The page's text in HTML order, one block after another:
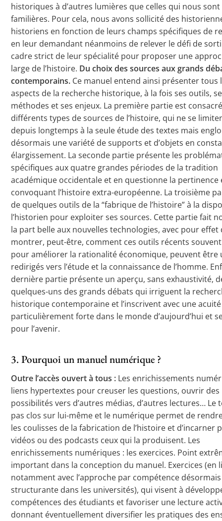
historiques à d’autres lumières que celles qui nous sont
familières. Pour cela, nous avons sollicité des
historiens en fonction de leurs champs spécifiques de
en leur demandant néanmoins de relever le défi de
cadre strict de leur spécialité pour proposer une
large de l’histoire. Du choix des sources aux grands
contemporains. Ce manuel entend ainsi présenter tous
aspects de la recherche historique, à la fois ses outils,
méthodes et ses enjeux. La première partie est
différents types de sources de l’histoire, qui ne se
depuis longtemps à la seule étude des textes mais
désormais une variété de supports et d’objets en
élargissement. La seconde partie présente les
spécifiques aux quatre grandes périodes de la tradition
académique occidentale et en questionne la pertinence
convoquant l’histoire extra-européenne. La troisième
de quelques outils de la “fabrique de l’histoire” à la
l’historien pour exploiter ses sources. Cette partie fait
la part belle aux nouvelles technologies, avec pour effet
montrer, peut-être, comment ces outils récents
pour améliorer la rationalité économique, peuvent être
redirigés vers l’étude et la connaissance de l’homme.
dernière partie présente un aperçu, sans exhaustivité,
quelques-uns des grands débats qui irriguent la
historique contemporaine et l’inscrivent avec une acuité
particulièrement forte dans le monde d’aujourd’hui et
pour l’avenir.
3. Pourquoi un manuel numérique ?
Outre l’accès ouvert à tous : Les enrichissements
liens hypertextes pour creuser les questions, ouvrir des
possibilités vers d’autres médias, d’autres lectures… Le
pas clos sur lui-même et le numérique permet de
les coulisses de la fabrication de l’histoire et d’incarner
vidéos ou des podcasts ceux qui la produisent. Les
enrichissements numériques : les exercices. Point
important dans la conception du manuel. Exercices (en
notamment avec l’approche par compétence désormais
structurante dans les universités), qui visent à
compétences des étudiants et favoriser une lecture
donnant éventuellement diversifier les pratiques des